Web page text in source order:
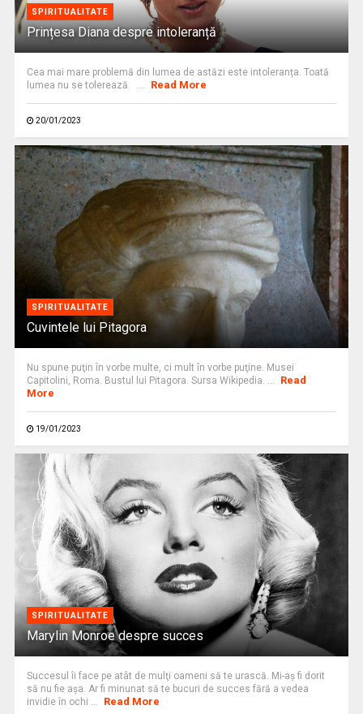
SPIRITUALITATE
Prințesa Diana despre intoleranță
Cea mai mare problemă din lumea de astăzi este intoleranța. Toată
lumea nu se tolerează. ...
Read More
20/01/2023
SPIRITUALITATE
Cuvintele lui Pitagora
Nu spune puţin în vorbe multe, ci mult în vorbe puţine. Musei
Capitolini, Roma. Bustul lui Pitagora. Sursa Wikipedia. ...
Read
More
19/01/2023
SPIRITUALITATE
Marylin Monroe despre succes
Succesul îi face pe atât de mulţi oameni să te urască. Mi-aş fi dorit
să nu fie aşa. Ar fi minunat să te bucuri de succes fără a vedea
invidie în ochi ...
Read More